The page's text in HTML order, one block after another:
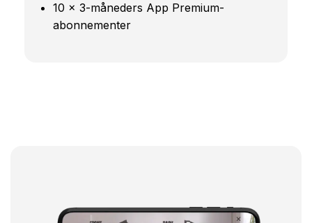
10 x 3-måneders App Premium-
abonnementer